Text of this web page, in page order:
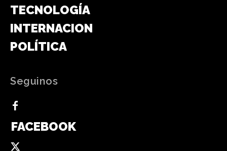
TECNOLOGÍA
INTERNACIONAL
POLÍTICA
Seguinos
FACEBOOK